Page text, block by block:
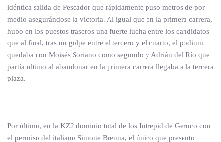
idéntica salida de Pescador que rápidamente puso metros de por
medio asegurándose la victoria. Al igual que en la primera carrera,
hubo en los puestos traseros una fuerte lucha entre los candidatos
que al final, tras un golpe entre el tercero y el cuarto, el podium
quedaba con Moisés Soriano como segundo y Adrián del Río que
partía ultimo al abandonar en la primera carrera llegaba a la tercera
plaza.
Por último, en la KZ2 dominio total de los Intrepid de Geruco con
el permiso del italiano Simone Brenna, el único que presento